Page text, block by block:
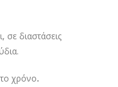
διαστάσεις
χρόνο.